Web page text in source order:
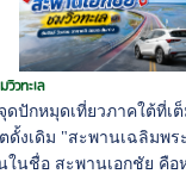
วทะเล
ปักหมุดเที่ยวภาคใต้ที่เ
งเดิม "สะพานเฉลิมพร
ในชื่อ สะพานเอกชัย คื